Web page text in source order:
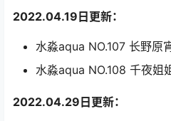
2022.04.19日更新：
水淼aqua NO.107 长野原
水淼aqua NO.108 千夜姐
2022.04.29日更新：